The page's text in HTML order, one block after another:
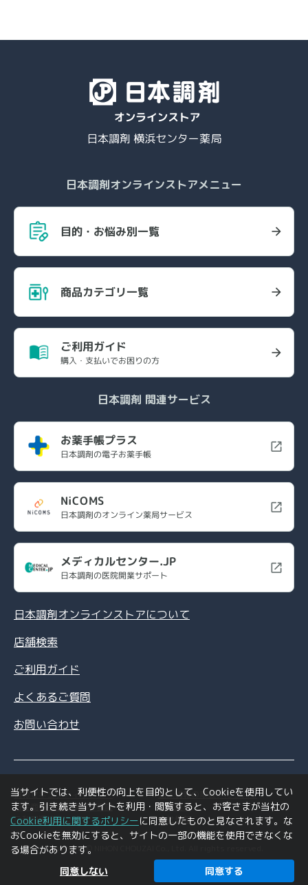
日本調剤 横浜センター薬局
日本調剤オンラインストアメニュー
目的・お悩み別一覧
商品カテゴリ一覧
ご利用ガイド
購入・支払いでお困りの方
日本調剤 関連サービス
お薬手帳プラス
日本調剤の電子お薬手帳
NiCOMS
日本調剤のオンライン薬局サービス
メディカルセンター.JP
日本調剤の医院開業サポート
日本調剤オンラインストアについて
店舗検索
ご利用ガイド
よくあるご質問
お問い合わせ
情報セキュリティポリシー
個人情報の取扱いについて
特定商取引法に基づく表記
利用規約
ご利用環境について
会社情報
Copyright © NIHON CHOUZAI Co., Ltd. All rights reserved.
当サイトでは、利便性の向上を目的として、Cookieを使用してい
ます。引き続き当サイトを利用・閲覧すると、お客さまが当社の
Cookie利用に関するポリシーに同意したものと見なされます。な
おCookieを無効にすると、サイトの一部の機能を使用できなくな
る場合があります。
同意しない
同意する